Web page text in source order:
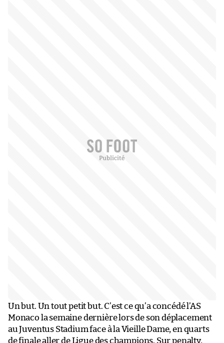
Un but. Un tout petit but. C’est ce qu’a concédé l’AS
Monaco la semaine dernière lors de son déplacement
au Juventus Stadium face à la Vieille Dame, en quarts
de finale aller de Ligue des champions. Sur penalty,